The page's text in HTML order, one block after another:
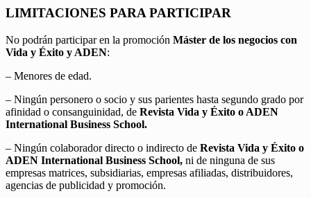
LIMITACIONES PARA PARTICIPAR
No podrán participar en la promoción Máster de los negocios con
Vida y Éxito y ADEN:
– Menores de edad.
– Ningún personero o socio y sus parientes hasta segundo grado por
afinidad o consanguinidad, de Revista Vida y Éxito o ADEN
International Business School.
– Ningún colaborador directo o indirecto de Revista Vida y Éxito o
ADEN International Business School, ni de ninguna de sus
empresas matrices, subsidiarias, empresas afiliadas, distribuidores,
agencias de publicidad y promoción.